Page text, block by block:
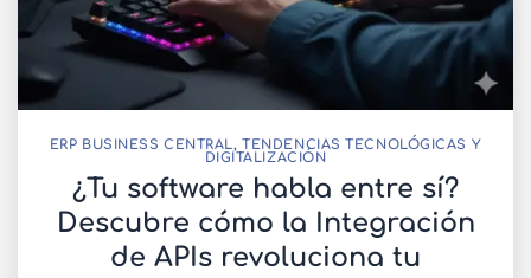
ERP BUSINESS CENTRAL,TENDENCIAS TECNOLÓGICAS Y
DIGITALIZACIÓN
¿Tu software habla entre sí?
Descubre cómo la Integración
de APIs revoluciona tu